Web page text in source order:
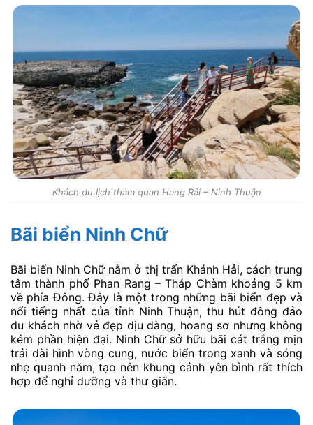
Khách du lịch tham quan Hang Rái – Ninh Thuận
Bãi biển Ninh Chữ
Bãi biển Ninh Chữ nằm ở thị trấn Khánh Hải, cách trung
tâm thành phố Phan Rang – Tháp Chàm khoảng 5 km
về phía Đông. Đây là một trong những bãi biển đẹp và
nổi tiếng nhất của tỉnh Ninh Thuận, thu hút đông đảo
du khách nhờ vẻ đẹp dịu dàng, hoang sơ nhưng không
kém phần hiện đại. Ninh Chữ sở hữu bãi cát trắng mịn
trải dài hình vòng cung, nước biển trong xanh và sóng
nhẹ quanh năm, tạo nên khung cảnh yên bình rất thích
hợp để nghỉ dưỡng và thư giãn.